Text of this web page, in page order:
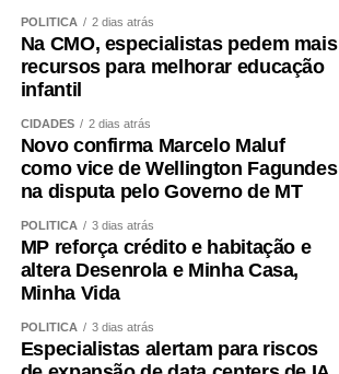
POLÍTICA 2 dias atrás
Na CMO, especialistas pedem mais
recursos para melhorar educação
infantil
CIDADES 2 dias atrás
Novo confirma Marcelo Maluf
como vice de Wellington Fagundes
na disputa pelo Governo de MT
POLÍTICA 3 dias atrás
MP reforça crédito e habitação e
altera Desenrola e Minha Casa,
Minha Vida
POLÍTICA 3 dias atrás
Especialistas alertam para riscos